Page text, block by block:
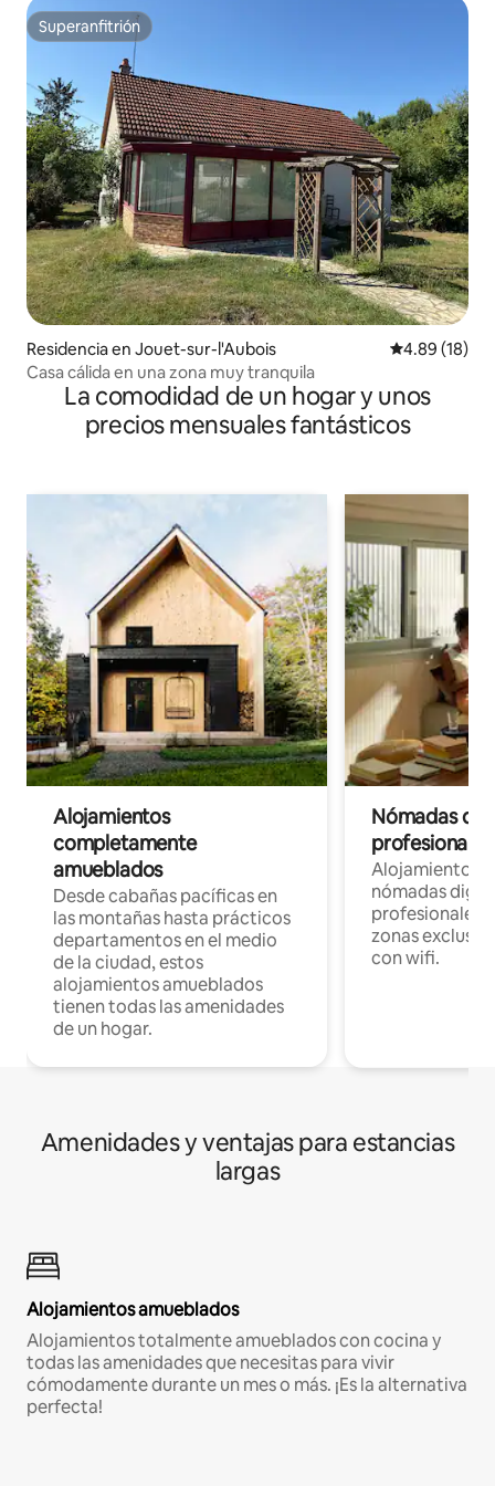
Superanfitrión
Superanfitrión
Residencia en Jouet-sur-l'Aubois Calificación
4.89 (18)
Casa cálida en una zona muy tranquila
La comodidad de un hogar y unos
precios mensuales fantásticos
Alojamientos
completamente
amueblados
Desde cabañas pacíficas en
las montañas hasta prácticos
departamentos en el medio
de la ciudad, estos
alojamientos amueblados
tienen todas las amenidades
de un hogar.
Nómadas
Alojamientos
nómadas
profesionales
zonas
con wifi.
Amenidades y ventajas para estancias
largas
Alojamientos amueblados
Alojamientos totalmente amueblados con cocina y
todas las amenidades que necesitas para vivir
cómodamente durante un mes o más. ¡Es la alternativa
perfecta!